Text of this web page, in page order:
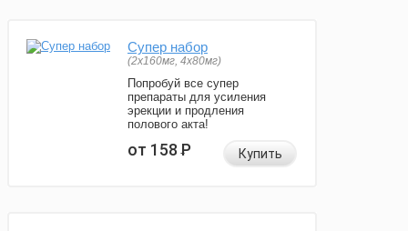
Супер набор
(2х160мг, 4х80мг)
Попробуй все супер
препараты для усиления
эрекции и продления
полового акта!
от 158Р Купить